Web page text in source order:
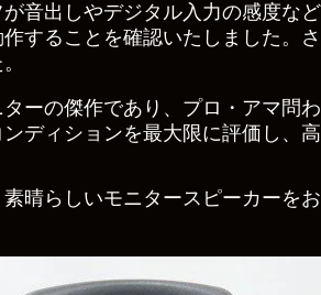
音出しやデジタル入力の感度な
することを確認いたしました。
ーの傑作であり、プロ・アマ問
ディションを最大限に評価し、
晴らしいモニタースピーカーを